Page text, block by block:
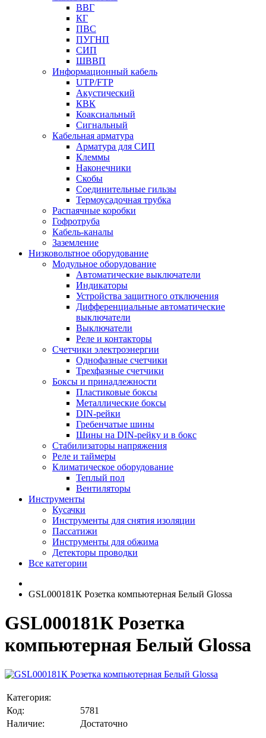
ВВГ
КГ
ПВС
ПУГНП
СИП
ШВВП
Информационный кабель
UTP/FTP
Акустический
КВК
Коаксиальный
Сигнальный
Кабельная арматура
Арматура для СИП
Клеммы
Наконечники
Скобы
Соединительные гильзы
Термоусадочная трубка
Распаячные коробки
Гофротруба
Кабель-каналы
Заземление
Низковольтное оборудование
Модульное оборудование
Автоматические выключатели
Индикаторы
Устройства защитного отключения
Дифференциальные автоматические
выключатели
Выключатели
Реле и контакторы
Счетчики электроэнергии
Однофазные счетчики
Трехфазные счетчики
Боксы и принадлежности
Пластиковые боксы
Металлические боксы
DIN-рейки
Гребенчатые шины
Шины на DIN-рейку и в бокс
Стабилизаторы напряжения
Реле и таймеры
Климатическое оборудование
Теплый пол
Вентиляторы
Инструменты
Кусачки
Инструменты для снятия изоляции
Пассатижи
Инструменты для обжима
Детекторы проводки
Все категории
GSL000181К Розетка компьютерная Белый Glossa
GSL000181К Розетка
компьютерная Белый Glossa
Категория:
Код:
5781
Наличие:
Достаточно